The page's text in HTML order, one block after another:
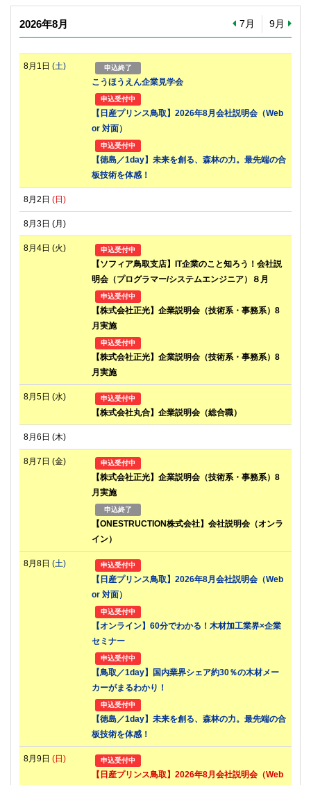
2026年8月 7月 9月
8月1日 (土)
こうほうえん企業見学会
申込終了
【日産プリンス鳥取】2026年8月会社説明会（Web
or 対面）
申込受付中
【徳島／1day】未来を創る、森林の力。最先端の合
板技術を体感！
申込受付中
8月2日 (日)
8月3日 (月)
8月4日 (火)
【ソフィア鳥取支店】IT企業のこと知ろう！会社説
明会（プログラマー/システムエンジニア）８月
申込受付中
【株式会社正光】企業説明会（技術系・事務系）8
月実施
申込受付中
【株式会社正光】企業説明会（技術系・事務系）8
月実施
申込受付中
8月5日 (水)
【株式会社丸合】企業説明会（総合職）
申込受付中
8月6日 (木)
8月7日 (金)
【株式会社正光】企業説明会（技術系・事務系）8
月実施
申込受付中
【ONESTRUCTION株式会社】会社説明会（オンラ
イン）
申込終了
8月8日 (土)
【日産プリンス鳥取】2026年8月会社説明会（Web
or 対面）
申込受付中
【オンライン】60分でわかる！木材加工業界×企業
セミナー
申込受付中
【鳥取／1day】国内業界シェア約30％の木材メー
カーがまるわかり！
申込受付中
【徳島／1day】未来を創る、森林の力。最先端の合
板技術を体感！
申込受付中
8月9日 (日)
【日産プリンス鳥取】2026年8月会社説明会（Web
申込受付中